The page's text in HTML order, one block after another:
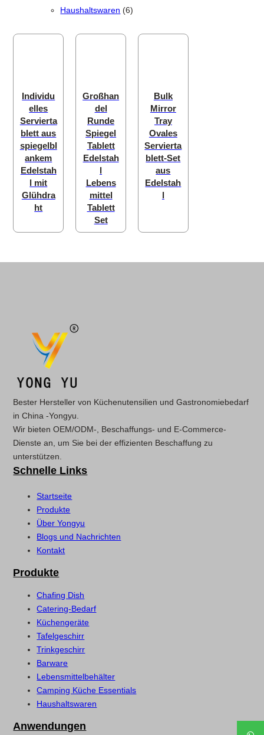
Haushaltswaren 66 Produkte
Individu
elles
Servierta
blett aus
spiegelbl
ankem
Edelstah
l mit
Glühdra
ht
Großhan
del
Runde
Spiegel
Tablett
Edelstah
l
Lebens
mittel
Tablett
Set
Bulk
Mirror
Tray
Ovales
Servierta
blett-Set
aus
Edelstah
l
Bester Hersteller von Küchenutensilien und Gastronomiebedarf
in China -Yongyu.
Wir bieten OEM/ODM-, Beschaffungs- und E-Commerce-
Dienste an, um Sie bei der effizienten Beschaffung zu
unterstützen.
Schnelle Links
Startseite
Produkte
Über Yongyu
Blogs und Nachrichten
Kontakt
Produkte
Chafing Dish
Catering-Bedarf
Küchengeräte
Tafelgeschirr
Trinkgeschirr
Barware
Lebensmittelbehälter
Camping Küche Essentials
Haushaltswaren
Anwendungen